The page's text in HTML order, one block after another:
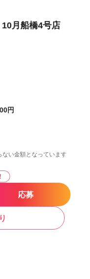
月船橋4号店
円
い金額となっています
応募